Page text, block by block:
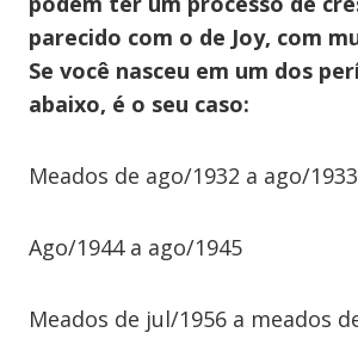
parecido com o de Joy, com
Se você nasceu em um dos
abaixo, é o seu caso:
Meados de ago/1932 a ago/1933
Ago/1944 a ago/1945
Meados de jul/1956 a meados